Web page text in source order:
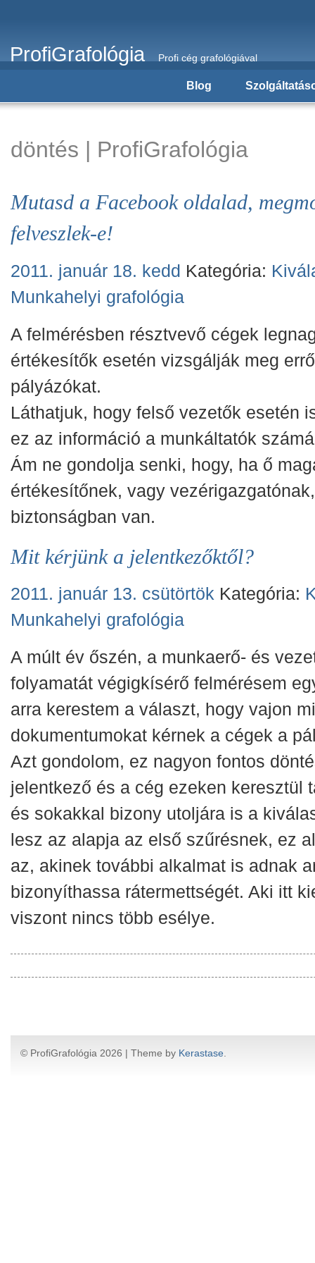
ProfiGrafológia Profi cég grafológiával
Blog
döntés | ProfiGrafológia
Mutasd a Facebook oldalad,
felveszlek-e!
2011. január 18. kedd Kategória:
Munkahelyi grafológia
A felmérésben résztvevő cégek
értékesítők esetén vizsgálják meg
pályázókat.
Láthatjuk, hogy felső vezetők esetén
ez az információ a munkáltatók
Ám ne gondolja senki, hogy, ha ő
értékesítőnek, vagy
biztonságban van.
Mit kérjünk a jelentkezőktől?
2011. január 13. csütörtök Kategória:
Munkahelyi grafológia
A múlt év őszén, a munkaerő- és
folyamatát végigkísérő felmérésem
arra kerestem a választ, hogy vajon
dokumentumokat kérnek a cégek a
Azt gondolom, ez nagyon fontos
jelentkező és a cég ezeken keresztül
és sokakkal bizony utoljára is a
lesz az alapja az első szűrésnek, ez
az, akinek további alkalmat is adnak
bizonyíthassa rátermettségét. Aki itt
viszont nincs több esélye.
© ProfiGrafológia 2026 | Theme by Kerastase